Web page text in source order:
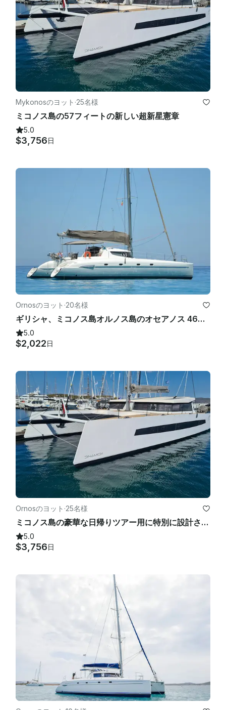
Mykonosのヨット ·25名様
ミコノス島の57フィートの新しい超新星憲章
5.0
$3,756日
Ornosのヨット ·20名様
ギリシャ、ミコノス島オルノス島のオセアノス 46フィートバイアファウンテンパジョレンタル店
5.0
$2,022日
Ornosのヨット ·25名様
ミコノス島の豪華な日帰りツアー用に特別に設計されたダイナミックロフト 57 カタマラン
5.0
$3,756日